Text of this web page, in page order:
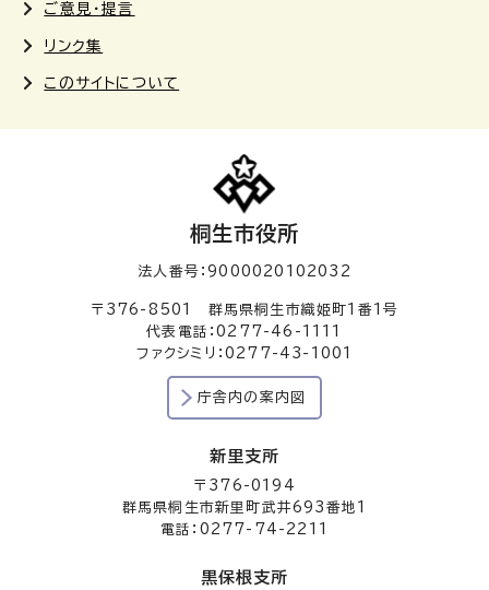
ご意見・提言
リンク集
このサイトについて
桐生市役所
法人番号：9000020102032
〒376-8501 群馬県桐生市織姫町1番1号
代表電話：0277-46-1111
ファクシミリ：0277-43-1001
庁舎内の案内図
新里支所
〒376-0194
群馬県桐生市新里町武井693番地1
電話：0277-74-2211
黒保根支所